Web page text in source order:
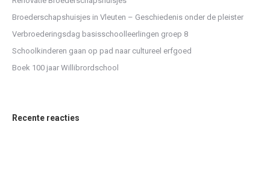
Broederschapshuisjes in Vleuten – Geschiedenis onder de pleister
Verbroederingsdag basisschoolleerlingen groep 8
Schoolkinderen gaan op pad naar cultureel erfgoed
Boek 100 jaar Willibrordschool
Recente reacties